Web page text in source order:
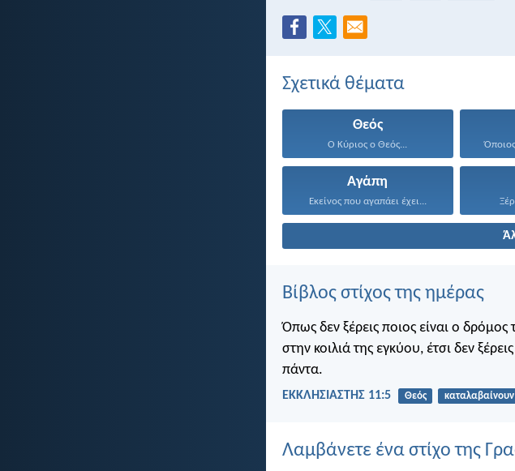
Σχετικά θέματα
Θεός
Ο Κύριος ο Θεός...
Αγάπη
Εκείνος που αγαπάει έχει...
Βίβλος στίχος της ημέρας
Όπως δεν ξέρεις ποιος είναι ο
στην κοιλιά της εγκύου, έτσι δεν
πάντα.
ΕΚΚΛΗΣΙΑΣΤΗΣ 11:5 Θεός καταλαβαίνουν
Λαμβάνετε ένα στίχο της